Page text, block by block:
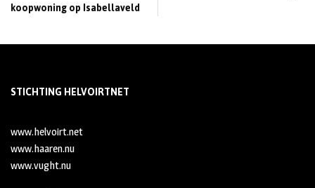
koopwoning op Isabellaveld
STICHTING HELVOIRTNET
www.helvoirt.net
www.haaren.nu
www.vught.nu